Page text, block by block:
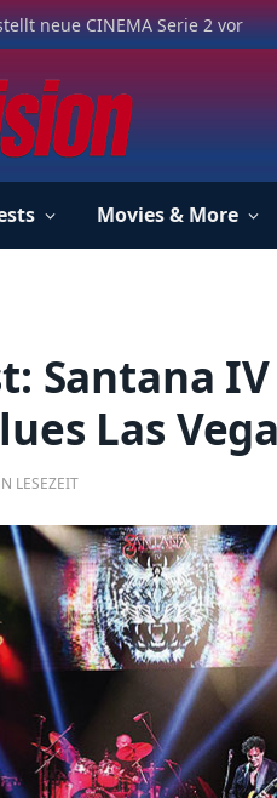
neue CINEMA Serie 2 vor
Movies & More
Santana
Las
LESEZEIT